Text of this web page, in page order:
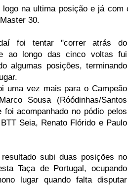
logo na ultima posição e já
30.
foi tentar "correr atrás do
ao longo das cinco voltas fui
algumas posições, terminando
uma vez mais para o Campeão
Sousa (Róódinhas/Santos
foi acompanhado no pódio pelos
Seia, Renato Flórido e Paulo
subi duas posições no
Taça de Portugal, ocupando
lugar quando falta disputar